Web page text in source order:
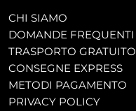
CHI SIAMO
DOMANDE FREQUENTI
TRASPORTO GRATUITO
CONSEGNE EXPRESS
METODI PAGAMENTO
PRIVACY POLICY